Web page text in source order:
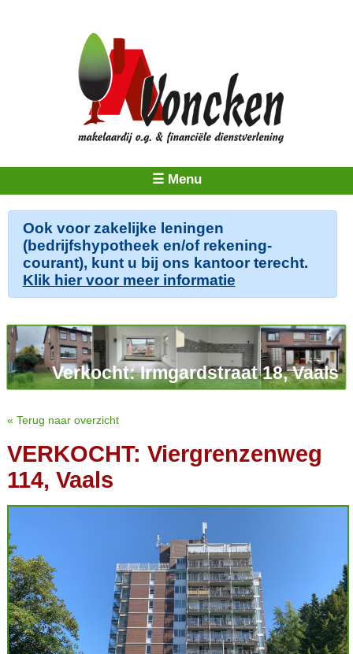
☰ Menu
Ook voor zakelijke leningen
(bedrijfshypotheek en/of rekening-
courant), kunt u bij ons kantoor terecht.
Klik hier voor meer informatie
Verkocht: Irmgardstraat 18, Vaals
« Terug naar overzicht
VERKOCHT: Viergrenzenweg
114, Vaals